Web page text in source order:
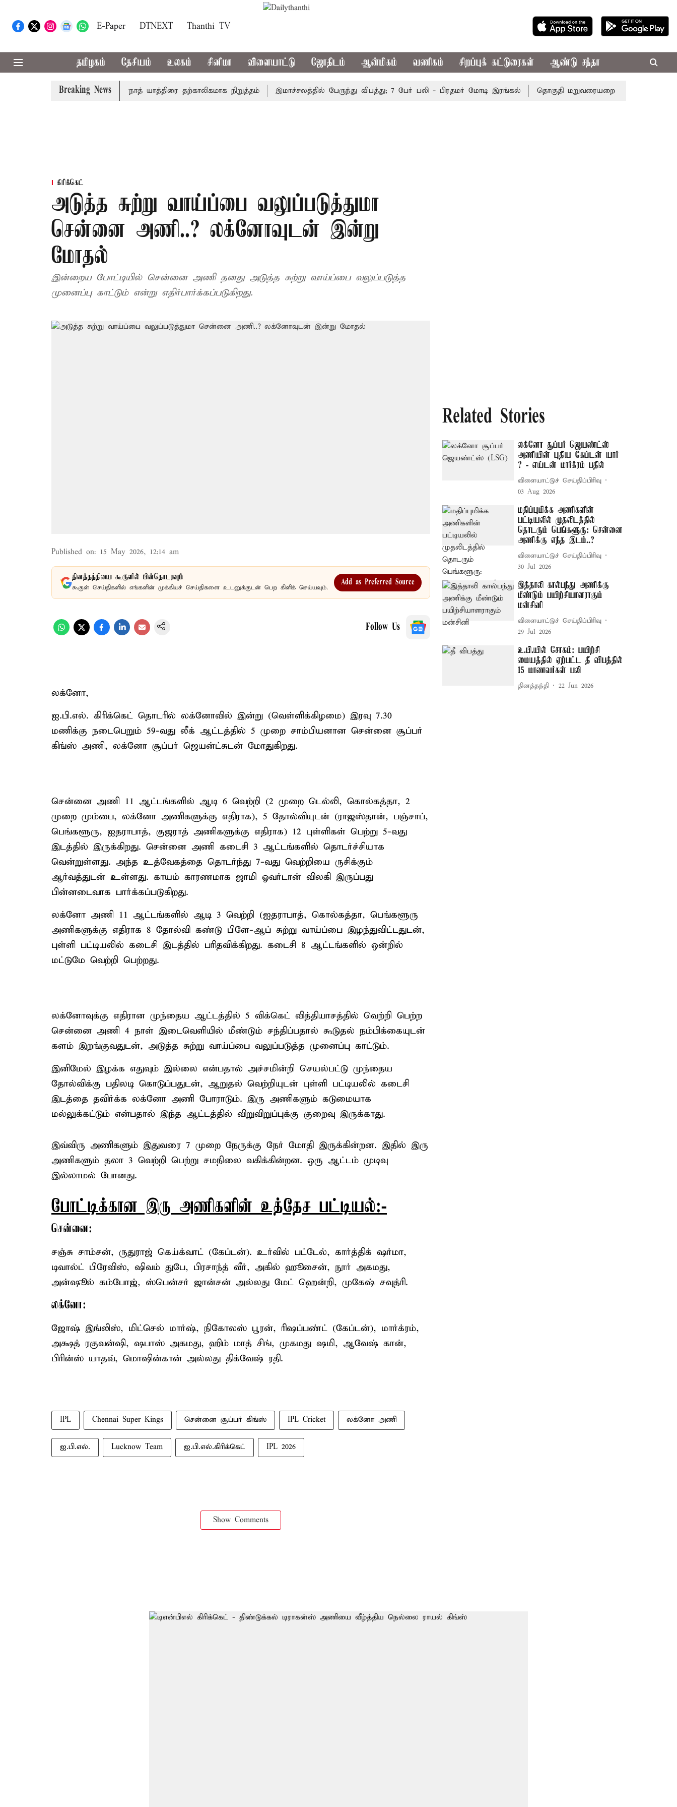
E-Paper DTNEXT Thanthi TV
தமிழகம் தேசியம் உலகம் சினிமா விளையாட்டு ஜோதிடம் ஆன்மிகம் வணிகம் சிறப்புக் கட்டுரைகள் ஆண்டு சந்தா
Breaking News
- சுப்ரீம் கோர்ட்டு அமர்நாத் யாத்திரை தற்காலிகமாக நிறுத்தம் இமாச்சலத்தில் பேருந்து விபத்து; 7 பேர் பலி - பிரதமர் மோடி இரங்கல் தொகுதி மறுவரையறை நடந்தால் தமிழக
கிரிக்கெட்
அடுத்த சுற்று வாய்ப்பை வலுப்படுத்துமா
சென்னை அணி..? லக்னோவுடன் இன்று
மோதல்
இன்றைய போட்டியில் சென்னை அணி தனது அடுத்த சுற்று வாய்ப்பை வலுப்படுத்த
முனைப்பு காட்டும் என்று எதிர்பார்க்கப்படுகிறது.
Published on: 15 May 2026, 12:14 am
தினத்தந்தியை கூகுளில் பின்தொடரவும்
கூகுள் செய்திகளில் எங்களின் முக்கியச் செய்திகளை உடனுக்குடன் பெற கிளிக் செய்யவும்.
Add as Preferred Source
Follow Us
லக்னோ,
ஐ.பி.எல். கிரிக்கெட் தொடரில் லக்னோவில் இன்று (வெள்ளிக்கிழமை) இரவு 7.30
மணிக்கு நடைபெறும் 59-வது லீக் ஆட்டத்தில் 5 முறை சாம்பியனான சென்னை சூப்பர்
கிங்ஸ் அணி, லக்னோ சூப்பர் ஜெயன்ட்சுடன் மோதுகிறது.
சென்னை அணி 11 ஆட்டங்களில் ஆடி 6 வெற்றி (2 முறை டெல்லி, கொல்கத்தா, 2
முறை மும்பை, லக்னோ அணிகளுக்கு எதிராக), 5 தோல்வியுடன் (ராஜஸ்தான், பஞ்சாப்,
பெங்களூரு, ஐதராபாத், குஜராத் அணிகளுக்கு எதிராக) 12 புள்ளிகள் பெற்று 5-வது
இடத்தில் இருக்கிறது. சென்னை அணி கடைசி 3 ஆட்டங்களில் தொடர்ச்சியாக
வென்றுள்ளது. அந்த உத்வேகத்தை தொடர்ந்து 7-வது வெற்றியை ருசிக்கும்
ஆர்வத்துடன் உள்ளது. காயம் காரணமாக ஜாமி ஓவர்டான் விலகி இருப்பது
பின்னடைவாக பார்க்கப்படுகிறது.
லக்னோ அணி 11 ஆட்டங்களில் ஆடி 3 வெற்றி (ஐதராபாத், கொல்கத்தா, பெங்களூரு
அணிகளுக்கு எதிராக 8 தோல்வி கண்டு பிளே-ஆப் சுற்று வாய்ப்பை இழந்துவிட்டதுடன்,
புள்ளி பட்டியலில் கடைசி இடத்தில் பரிதவிக்கிறது. கடைசி 8 ஆட்டங்களில் ஒன்றில்
மட்டுமே வெற்றி பெற்றது.
லக்னோவுக்கு எதிரான முந்தைய ஆட்டத்தில் 5 விக்கெட் வித்தியாசத்தில் வெற்றி பெற்ற
சென்னை அணி 4 நாள் இடைவெளியில் மீண்டும் சந்திப்பதால் கூடுதல் நம்பிக்கையுடன்
களம் இறங்குவதுடன், அடுத்த சுற்று வாய்ப்பை வலுப்படுத்த முனைப்பு காட்டும்.
இனிமேல் இழக்க எதுவும் இல்லை என்பதால் அச்சமின்றி செயல்பட்டு முந்தைய
தோல்விக்கு பதிலடி கொடுப்பதுடன், ஆறுதல் வெற்றியுடன் புள்ளி பட்டியலில் கடைசி
இடத்தை தவிர்க்க லக்னோ அணி போராடும். இரு அணிகளும் கடுமையாக
மல்லுக்கட்டும் என்பதால் இந்த ஆட்டத்தில் விறுவிறுப்புக்கு குறைவு இருக்காது.
இவ்விரு அணிகளும் இதுவரை 7 முறை நேருக்கு நேர் மோதி இருக்கின்றன. இதில் இரு
அணிகளும் தலா 3 வெற்றி பெற்று சமநிலை வகிக்கின்றன. ஒரு ஆட்டம் முடிவு
இல்லாமல் போனது.
போட்டிக்கான இரு அணிகளின் உத்தேச பட்டியல்:-
சென்னை:
சஞ்சு சாம்சன், ருதுராஜ் கெய்க்வாட் (கேப்டன்). உர்வில் பட்டேல், கார்த்திக் ஷர்மா,
டிவால்ட் பிரேவிஸ், ஷிவம் துபே, பிரசாந்த் வீர், அகில் ஹூசைன், நூர் அகமது,
அன்ஷூல் கம்போஜ், ஸ்பென்சர் ஜான்சன் அல்லது மேட் ஹென்றி, முகேஷ் சவுத்ரி.
லக்னோ:
ஜோஷ் இங்லிஸ், மிட்செல் மார்ஷ், நிகோலஸ் பூரன், ரிஷப்பண்ட் (கேப்டன்), மார்க்ரம்,
அக்ஷத் ரகுவன்ஷி, ஷபாஸ் அகமது, ஹிம் மாத் சிங், முகமது ஷமி, ஆவேஷ் கான்,
பிரின்ஸ் யாதவ், மொஷின்கான் அல்லது திக்வேஷ் ரதி.
IPL Chennai Super Kings சென்னை சூப்பர் கிங்ஸ் IPL Cricket லக்னோ அணி
ஐ.பி.எல். Lucknow Team ஐ.பி.எல்.கிரிக்கெட் IPL 2026
Show Comments
Related Stories
லக்னோ சூப்பர் ஜெயண்ட்ஸ்
அணியின் புதிய கேப்டன் யார்
? - எய்டன் மார்க்ரம் பதில்
விளையாட்டுச் செய்திப்பிரிவு
03 Aug 2026
மதிப்புமிக்க அணிகளின்
பட்டியலில் முதலிடத்தில்
தொடரும் பெங்களூரு: சென்னை
அணிக்கு எந்த இடம்..?
விளையாட்டுச் செய்திப்பிரிவு
30 Jul 2026
இத்தாலி கால்பந்து அணிக்கு
மீண்டும் பயிற்சியாளராகும்
மன்சினி
விளையாட்டுச் செய்திப்பிரிவு
29 Jul 2026
உ.பி.யில் சோகம்: பயிற்சி
மையத்தில் ஏற்பட்ட தீ விபத்தில்
15 மாணவர்கள் பலி
தினத்தந்தி 22 Jun 2026